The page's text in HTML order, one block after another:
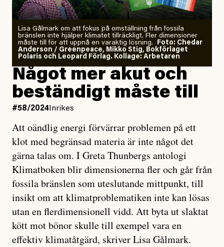
Lisa Gålmark om att fokus på omställning från fossila
bränslen inte hjälper klimatet tillräckligt. Fler dimensioner
måste till för att uppnå en varaktig lösning. Foto: Chedar
Anderson / Greenpeace, Mikko Stig, Bokförlaget
Polaris och Leopard Förlag. Kollage: Arbetaren
Något mer akut och
beständigt måste till
#58/2024Inrikes
Att oändlig energi förvärrar problemen på ett
klot med begränsad materia är inte något det
gärna talas om. I Greta Thunbergs antologi
Klimatboken blir dimensionerna fler och går från
fossila bränslen som uteslutande mittpunkt, till
insikt om att klimatproblematiken inte kan lösas
utan en flerdimensionell vidd. Att byta ut slaktat
kött mot bönor skulle till exempel vara en
effektiv klimatåtgärd, skriver Lisa Gålmark.